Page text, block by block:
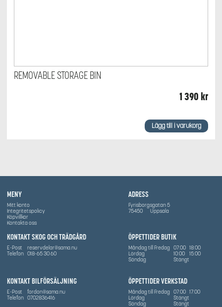
REMOVABLE STORAGE BIN
1 390 kr
Lägg till i varukorg
MENY
Mitt konto
Integritetspolicy
Köpvillkor
Kontakta oss
ÖPPETTIDER BUTIK
Måndag till Fredag 07:00 18:00
Lördag
10:00
15:00
Söndag
Stängt
ÖPPETTIDER VERKSTAD
Måndag till Fredag 07:00 17:00
Lördag
Stängt
Söndag
Stängt
ADRESS
Fyrisborgsgatan 5
75450
Uppsala
KONTAKT SKOG OCH TRÄDGÅRD
E-Post
reservdelar@sama.nu
Telefon 018-65 30 60
KONTAKT BILFÖRSÄLJNING
E-Post
fordon@sama.nu
Telefon 0702836416